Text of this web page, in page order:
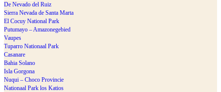
De Nevado del Ruiz
Sierra Nevada de Santa Marta
El Cocuy National Park
Putumayo – Amazonegebied
Vaupes
Tuparro Nationaal Park
Casanare
Bahia Solano
Isla Gorgona
Nuqui – Choco Provincie
Nationaal Park los Katios